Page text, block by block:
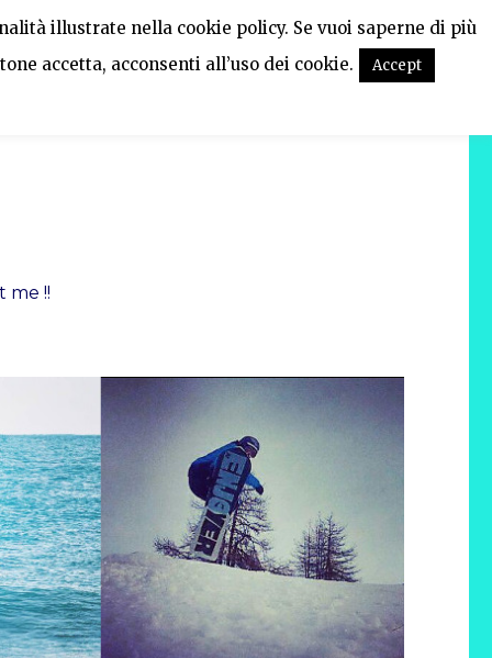
me !!
illustrate nella cookie policy. Se vuoi saperne di più
accetta, acconsenti all’uso dei cookie.
Accept